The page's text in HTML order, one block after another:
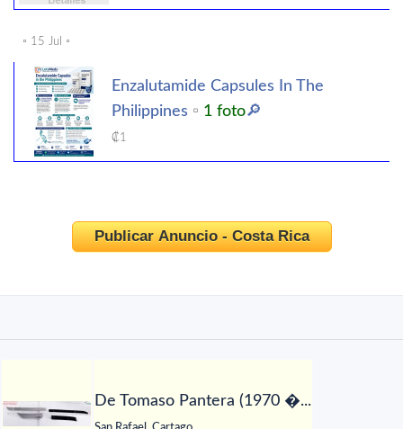
▫️ 15 Jul ▫️
Enzalutamide Capsules In The
Philippines ▫️ 1 foto🔎
₡1
Publicar Anuncio - Costa Rica
De Tomaso Pantera (1970 �...